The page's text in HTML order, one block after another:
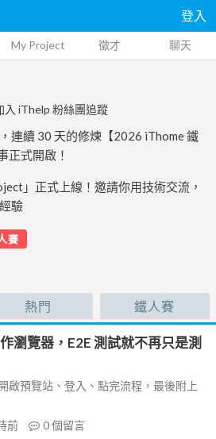
登入
My Project 徵才 聊天
入 iThelp 粉絲團追蹤
連續 30 天的修煉【2026 iThome 鐵
正式開啟！
」正式上線！邀請你用技術交流，
驗
賽
熱門 鐵人賽
瀏覽器，E2E 測試就不再只是測
啟預覽站、登入、點完流程，最後附上
前 0個留言